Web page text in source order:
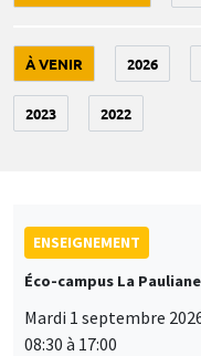
À VENIR 2026
2023 2022
ENSEIGNEMENT
Éco-campus La Pauliane
Mardi 1 septembre
08:30 à 17:00